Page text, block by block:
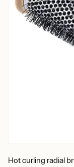
Hot curling radial